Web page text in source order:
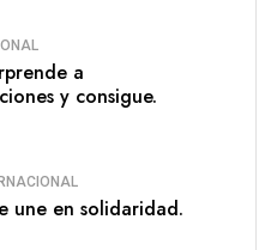
a
y consigue.
une en solidaridad.